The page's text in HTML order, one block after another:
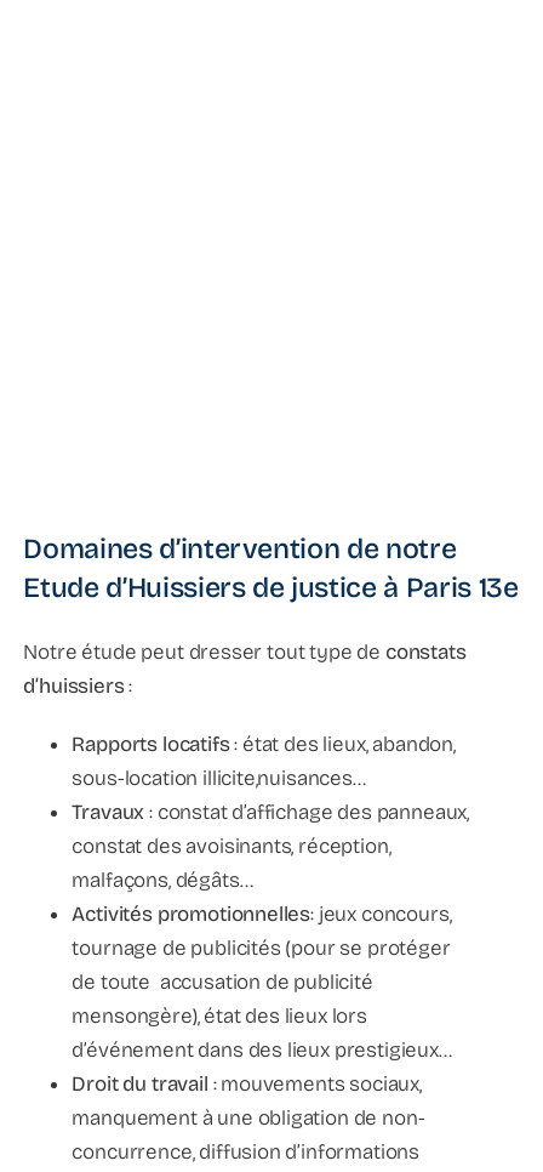
Domaines d’intervention de notre
Etude d’Huissiers de justice à Paris 13e
Notre étude peut dresser tout type de constats
d’huissiers:
Rapports locatifs: état des lieux, abandon,
sous-location illicite,nuisances…
Travaux : constat d’affichage des panneaux,
constat des avoisinants, réception,
malfaçons, dégâts…
Activités promotionnelles: jeux concours,
tournage de publicités (pour se protéger
de toute accusation de publicité
mensongère), état des lieux lors
d’événement dans des lieux prestigieux…
Droit du travail : mouvements sociaux,
manquement à une obligation de non-
concurrence, diffusion d’informations